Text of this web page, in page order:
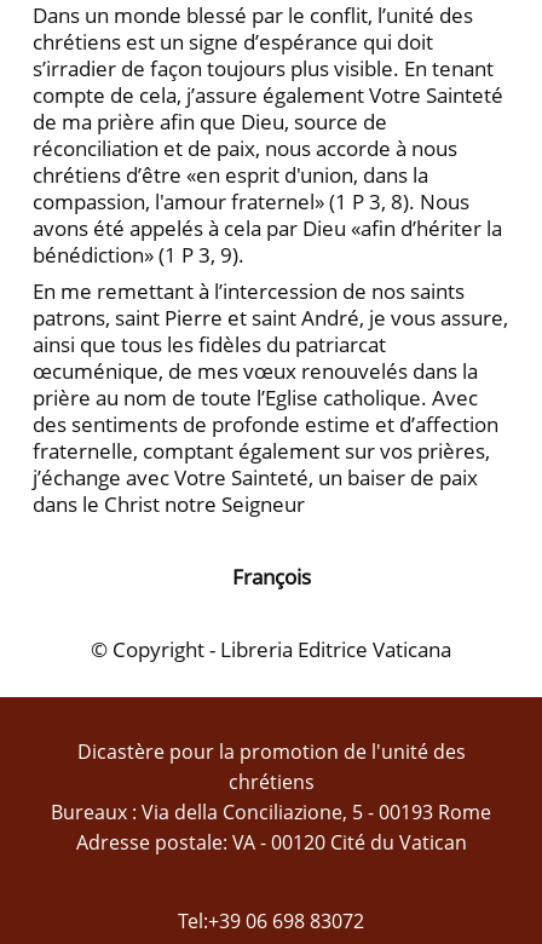
Dans un monde blessé par le conflit, l’unité des
chrétiens est un signe d’espérance qui doit
s’irradier de façon toujours plus visible. En tenant
compte de cela, j’assure également Votre Sainteté
de ma prière afin que Dieu, source de
réconciliation et de paix, nous accorde à nous
chrétiens d’être «en esprit d'union, dans la
compassion, l'amour fraternel» (1 P 3, 8). Nous
avons été appelés à cela par Dieu «afin d’hériter la
bénédiction» (1 P 3, 9).
En me remettant à l’intercession de nos saints
patrons, saint Pierre et saint André, je vous assure,
ainsi que tous les fidèles du patriarcat
œcuménique, de mes vœux renouvelés dans la
prière au nom de toute l’Eglise catholique. Avec
des sentiments de profonde estime et d’affection
fraternelle, comptant également sur vos prières,
j’échange avec Votre Sainteté, un baiser de paix
dans le Christ notre Seigneur
François
© Copyright - Libreria Editrice Vaticana
Dicastère pour la promotion de l'unité des
chrétiens
Bureaux : Via della Conciliazione, 5 - 00193 Rome
Adresse postale: VA - 00120 Cité du Vatican
Tel:+39 06 698 83072